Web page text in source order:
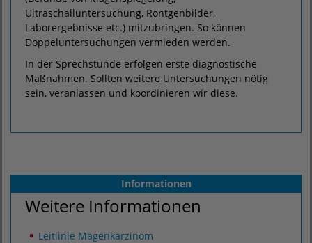
Ultraschalluntersuchung, Röntgenbilder,
Laborergebnisse etc.) mitzubringen. So können
Doppeluntersuchungen vermieden werden.
In der Sprechstunde erfolgen erste diagnostische
Maßnahmen. Sollten weitere Untersuchungen nötig
sein, veranlassen und koordinieren wir diese.
Informationen
Weitere Informationen
Leitlinie Magenkarzinom